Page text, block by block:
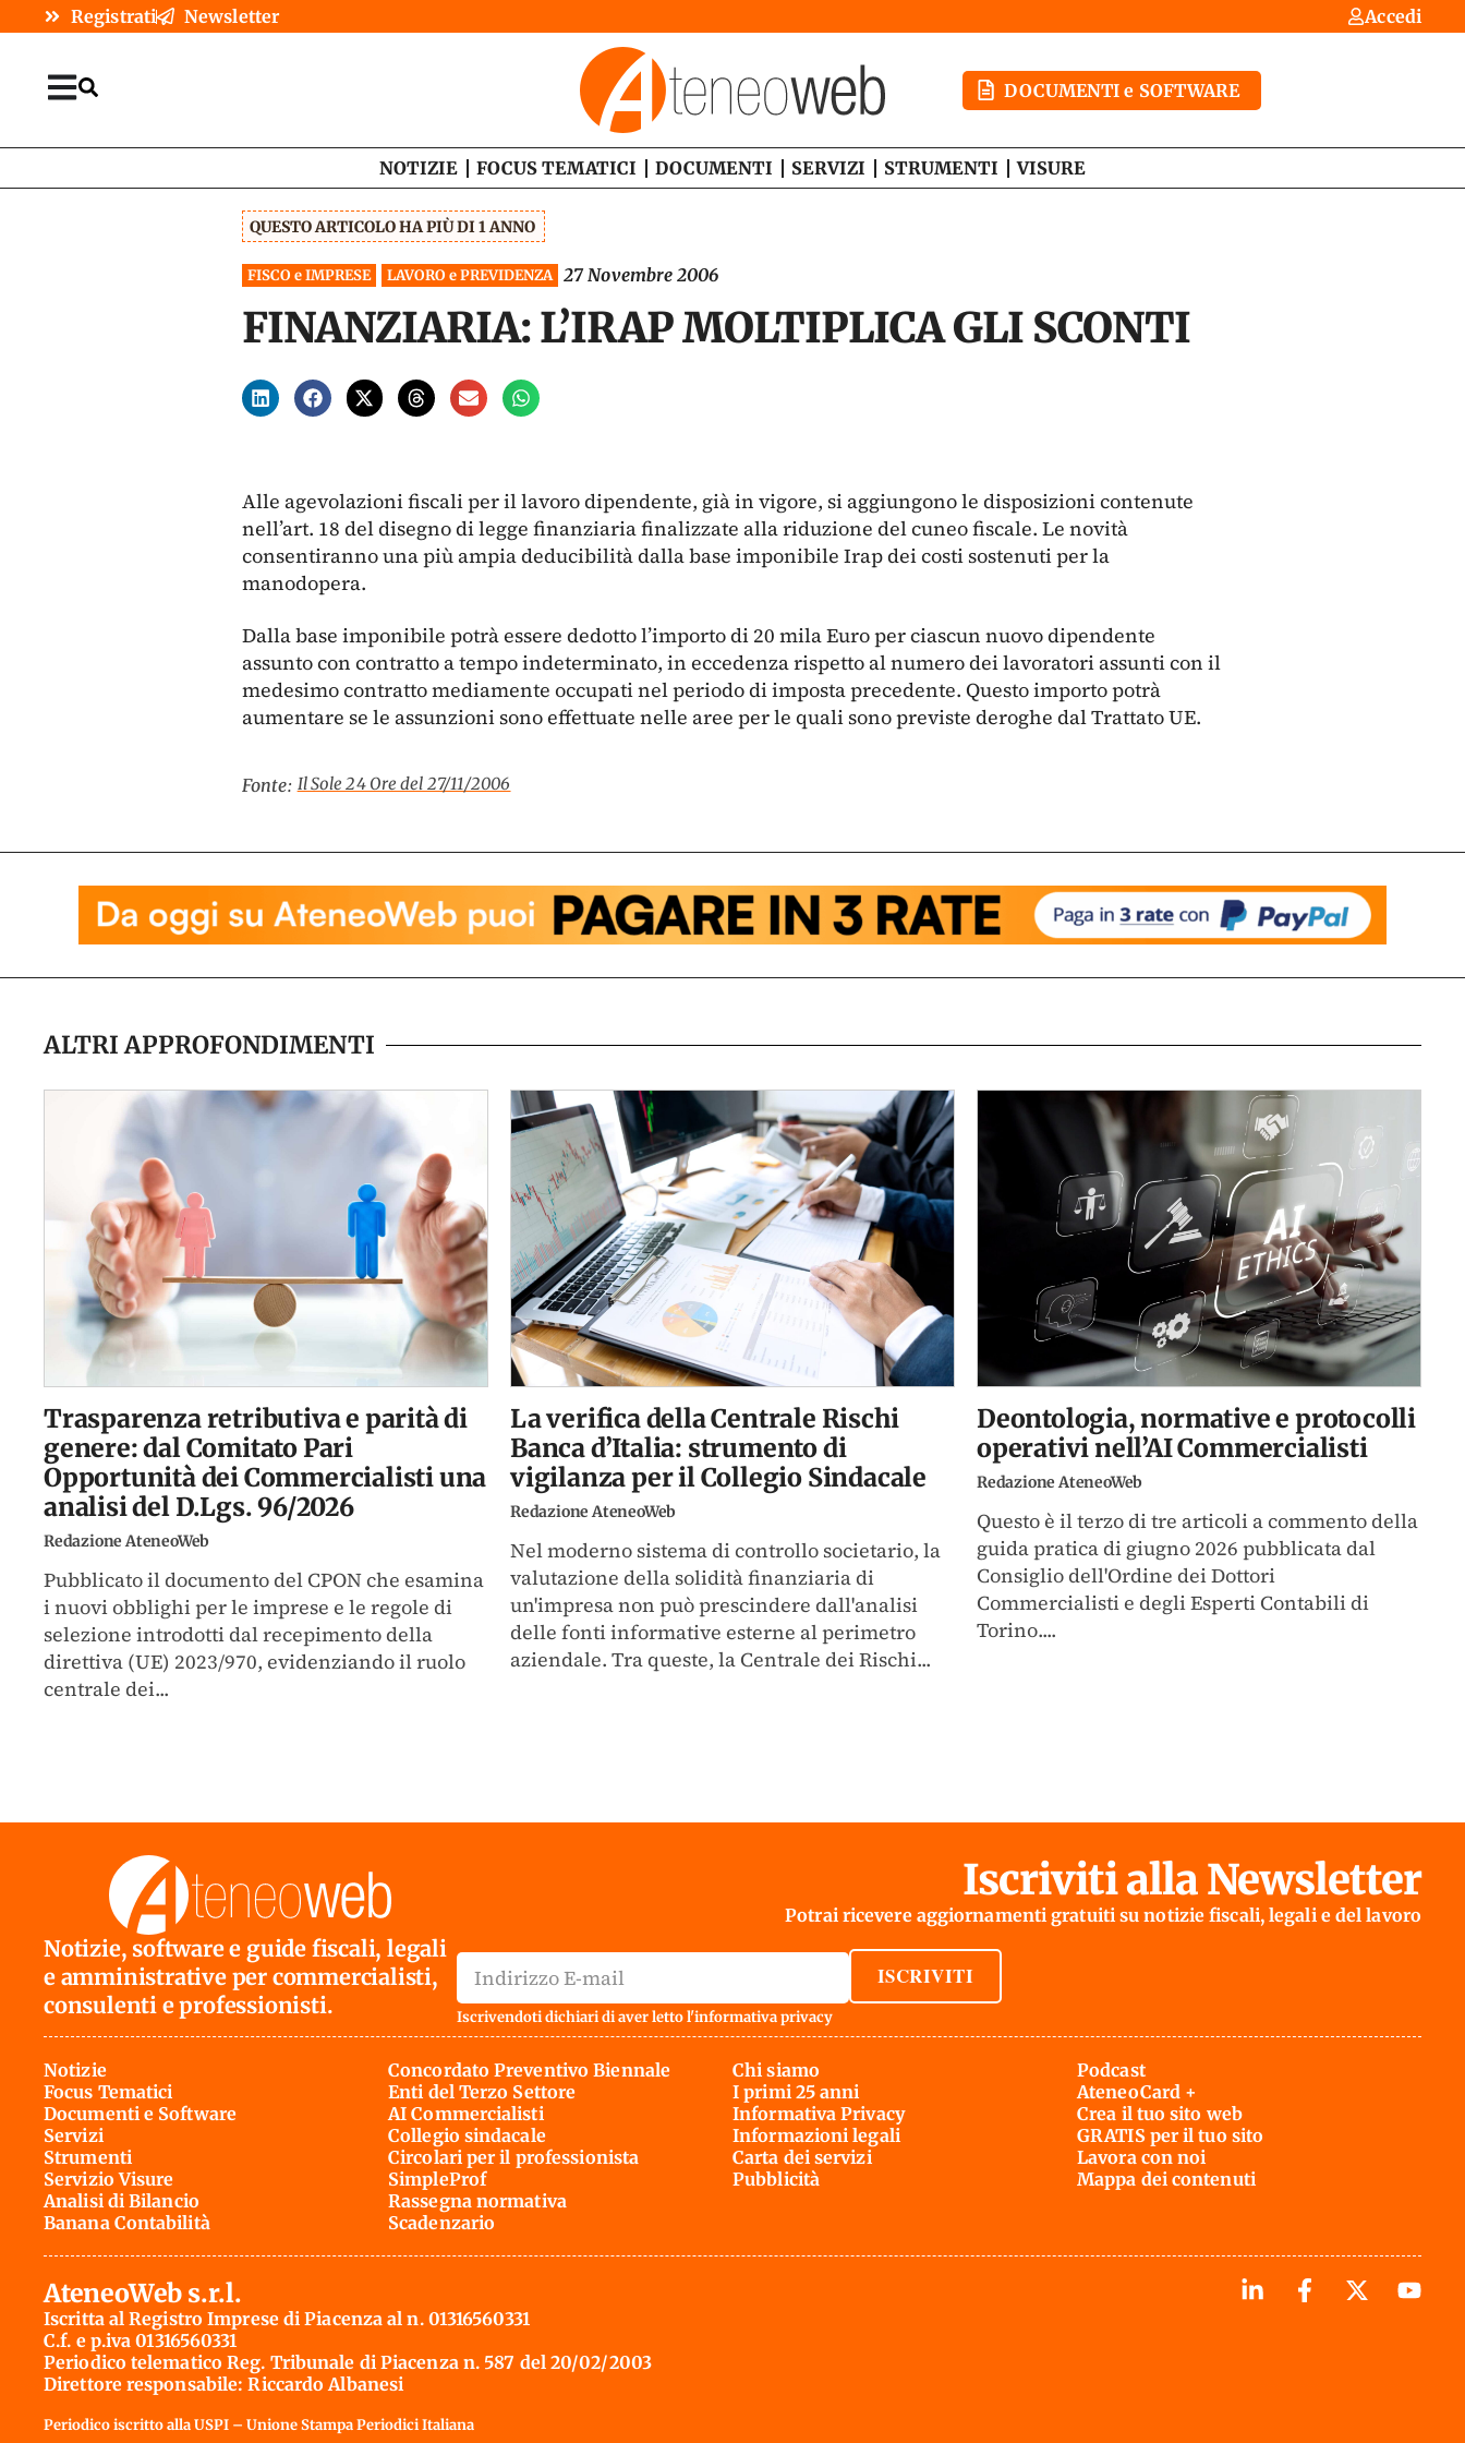
Registrati Newsletter Accedi
DOCUMENTI e SOFTWARE
NOTIZIE FOCUS TEMATICI DOCUMENTI SERVIZI STRUMENTI VISURE
QUESTO ARTICOLO HA PIÙ DI 1 ANNO
FISCO e IMPRESE LAVORO e PREVIDENZA 27 Novembre 2006
FINANZIARIA: L’IRAP MOLTIPLICA GLI SCONTI
Alle agevolazioni fiscali per il lavoro dipendente, già in vigore, si aggiungono le disposizioni contenute
nell’art. 18 del disegno di legge finanziaria finalizzate alla riduzione del cuneo fiscale. Le novità
consentiranno una più ampia deducibilità dalla base imponibile Irap dei costi sostenuti per la
manodopera.
Dalla base imponibile potrà essere dedotto l’importo di 20 mila Euro per ciascun nuovo dipendente
assunto con contratto a tempo indeterminato, in eccedenza rispetto al numero dei lavoratori assunti con il
medesimo contratto mediamente occupati nel periodo di imposta precedente. Questo importo potrà
aumentare se le assunzioni sono effettuate nelle aree per le quali sono previste deroghe dal Trattato UE.
Fonte: Il Sole 24 Ore del 27/11/2006
ALTRI APPROFONDIMENTI
Trasparenza retributiva e parità di
genere: dal Comitato Pari
Opportunità dei Commercialisti una
analisi del D.Lgs. 96/2026
Redazione AteneoWeb
Pubblicato il documento del CPON che esamina
i nuovi obblighi per le imprese e le regole di
selezione introdotti dal recepimento della
direttiva (UE) 2023/970, evidenziando il ruolo
centrale dei...
La verifica della Centrale Rischi
Banca d’Italia: strumento di
vigilanza per il Collegio Sindacale
Redazione AteneoWeb
Nel moderno sistema di controllo societario, la
valutazione della solidità finanziaria di
un'impresa non può prescindere dall'analisi
delle fonti informative esterne al perimetro
aziendale. Tra queste, la Centrale dei Rischi...
Deontologia, normative e protocolli
operativi nell’AI Commercialisti
Redazione AteneoWeb
Questo è il terzo di tre articoli a commento della
guida pratica di giugno 2026 pubblicata dal
Consiglio dell'Ordine dei Dottori
Commercialisti e degli Esperti Contabili di
Torino....
Notizie, software e guide fiscali, legali
e amministrative per commercialisti,
consulenti e professionisti.
Iscriviti alla Newsletter
Potrai ricevere aggiornamenti gratuiti su notizie fiscali, legali e del lavoro
ISCRIVITI
Iscrivendoti dichiari di aver letto l'informativa privacy
Notizie
Focus Tematici
Documenti e Software
Servizi
Strumenti
Servizio Visure
Analisi di Bilancio
Banana Contabilità
Concordato Preventivo Biennale
Enti del Terzo Settore
AI Commercialisti
Collegio sindacale
Circolari per il professionista
SimpleProf
Rassegna normativa
Scadenzario
Chi siamo
I primi 25 anni
Informativa Privacy
Informazioni legali
Carta dei servizi
Pubblicità
Podcast
AteneoCard +
Crea il tuo sito web
GRATIS per il tuo sito
Lavora con noi
Mappa dei contenuti
AteneoWeb s.r.l.
Iscritta al Registro Imprese di Piacenza al n. 01316560331
C.f. e p.iva 01316560331
Periodico telematico Reg. Tribunale di Piacenza n. 587 del 20/02/2003
Direttore responsabile: Riccardo Albanesi
Periodico iscritto alla USPI – Unione Stampa Periodici Italiana